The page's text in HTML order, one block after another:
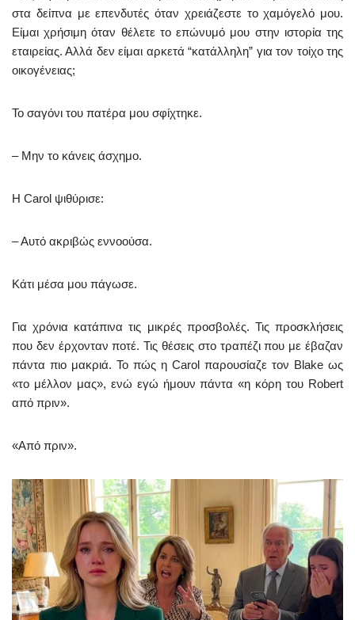
στα δείπνα με επενδυτές όταν χρειάζεστε το χαμόγελό μου.
Είμαι χρήσιμη όταν θέλετε το επώνυμό μου στην ιστορία της
εταιρείας. Αλλά δεν είμαι αρκετά “κατάλληλη” για τον τοίχο της
οικογένειας;
Το σαγόνι του πατέρα μου σφίχτηκε.
– Μην το κάνεις άσχημο.
Η Carol ψιθύρισε:
– Αυτό ακριβώς εννοούσα.
Κάτι μέσα μου πάγωσε.
Για χρόνια κατάπινα τις μικρές προσβολές. Τις προσκλήσεις
που δεν έρχονταν ποτέ. Τις θέσεις στο τραπέζι που με έβαζαν
πάντα πιο μακριά. Το πώς η Carol παρουσίαζε τον Blake ως
«το μέλλον μας», ενώ εγώ ήμουν πάντα «η κόρη του Robert
από πριν».
«Από πριν».